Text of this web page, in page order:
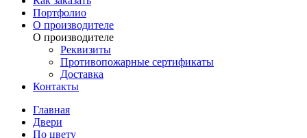
Портфолио
О производителе
О производителе
Реквизиты
Противопожарные сертификаты
Доставка
Контакты
Главная
Двери
По цвету